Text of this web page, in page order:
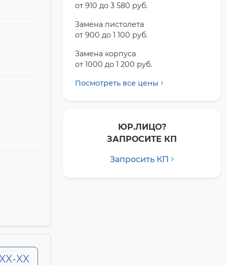
XX
от 910 до 3 580 pyб.
Замена пистолета
от 900 до 1 100 pyб.
Замена корпуса
от 1000 до 1 200 pyб.
Посмотреть все цены
ЮР.ЛИЦО?
ЗАПРОСИТЕ КП
Запросить КП